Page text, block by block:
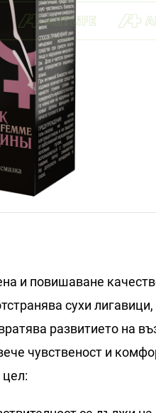
и повишаване
сухи
развитието на
чувственост и